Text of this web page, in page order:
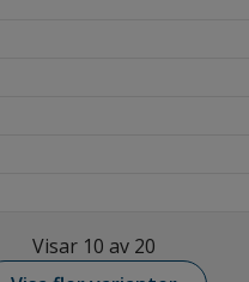
Visar 10 av 20